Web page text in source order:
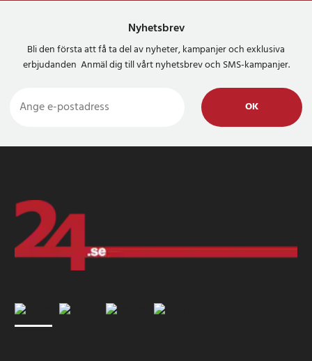
Nyhetsbrev
Bli den första att få ta del av nyheter, kampanjer och exklusiva
erbjudanden Anmäl dig till vårt nyhetsbrev och SMS-kampanjer.
OK